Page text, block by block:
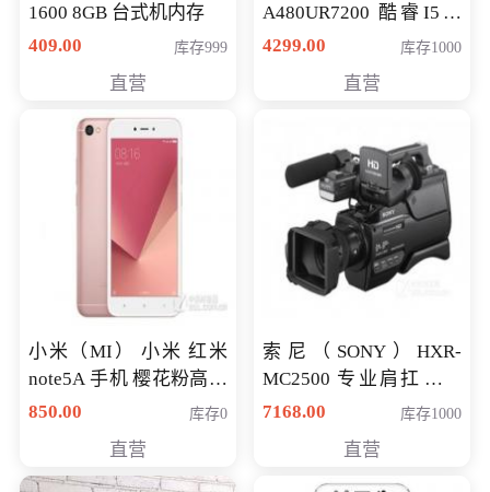
1600 8GB 台式机内存
409.00
库存999
直营
A480UR7200 酷睿I5超
薄学生办公游戏独显笔
NV930-2G独
4299.00 库存1000
直营
小米（MI） 小米 红米
note5A 手机 樱花粉高配
版 全网通(3G+32G)
850.00 库存0
直营
索尼（SONY）HXR-
MC2500 专业肩扛式存
储卡全高清摄录一体机
清入门级摄像机
7168.00 库存1000
直营